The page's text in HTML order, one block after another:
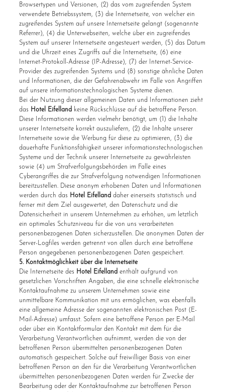
Browsertypen und Versionen, (2) das vom zugreifenden System
verwendete Betriebssystem, (3) die Internetseite, von welcher ein
zugreifendes System auf unsere Internetseite gelangt (sogenannte
Referrer), (4) die Unterwebseiten, welche über ein zugreifendes
System auf unserer Internetseite angesteuert werden, (5) das Datum
und die Uhrzeit eines Zugriffs auf die Internetseite, (6) eine
Internet-Protokoll-Adresse (IP-Adresse), (7) der Internet-Service-
Provider des zugreifenden Systems und (8) sonstige ähnliche Daten
und Informationen, die der Gefahrenabwehr im Falle von Angriffen
auf unsere informationstechnologischen Systeme dienen.
Bei der Nutzung dieser allgemeinen Daten und Informationen zieht
das Hotel Eifelland keine Rückschlüsse auf die betroffene Person.
Diese Informationen werden vielmehr benötigt, um (1) die Inhalte
unserer Internetseite korrekt auszuliefern, (2) die Inhalte unserer
Internetseite sowie die Werbung für diese zu optimieren, (3) die
dauerhafte Funktionsfähigkeit unserer informationstechnologischen
Systeme und der Technik unserer Internetseite zu gewährleisten
sowie (4) um Strafverfolgungsbehörden im Falle eines
Cyberangriffes die zur Strafverfolgung notwendigen Informationen
bereitzustellen. Diese anonym erhobenen Daten und Informationen
werden durch das Hotel Eifelland daher einerseits statistisch und
ferner mit dem Ziel ausgewertet, den Datenschutz und die
Datensicherheit in unserem Unternehmen zu erhöhen, um letztlich
ein optimales Schutzniveau für die von uns verarbeiteten
personenbezogenen Daten sicherzustellen. Die anonymen Daten der
Server-Logfiles werden getrennt von allen durch eine betroffene
Person angegebenen personenbezogenen Daten gespeichert.
5. Kontaktmöglichkeit über die Internetseite
Die Internetseite des Hotel Eifelland enthält aufgrund von
gesetzlichen Vorschriften Angaben, die eine schnelle elektronische
Kontaktaufnahme zu unserem Unternehmen sowie eine
unmittelbare Kommunikation mit uns ermöglichen, was ebenfalls
eine allgemeine Adresse der sogenannten elektronischen Post (E-
Mail-Adresse) umfasst. Sofern eine betroffene Person per E-Mail
oder über ein Kontaktformular den Kontakt mit dem für die
Verarbeitung Verantwortlichen aufnimmt, werden die von der
betroffenen Person übermittelten personenbezogenen Daten
automatisch gespeichert. Solche auf freiwilliger Basis von einer
betroffenen Person an den für die Verarbeitung Verantwortlichen
übermittelten personenbezogenen Daten werden für Zwecke der
Bearbeitung oder der Kontaktaufnahme zur betroffenen Person